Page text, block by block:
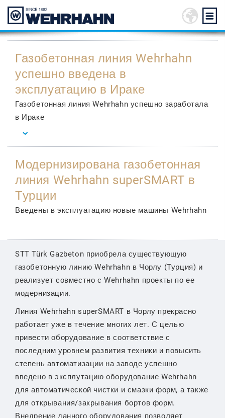
Газобетонная линия Wehrhahn
успешно введена в
эксплуатацию в Ираке
Газобетонная линия Wehrhahn успешно заработала
в Ираке
Модернизирована газобетонная
линия Wehrhahn superSMART в
Турции
Введены в эксплуатацию новые машины Wehrhahn
STT Türk Gazbeton приобрела существующую
газобетонную линию Wehrhahn в Чорлу (Турция) и
реализует совместно с Wehrhahn проекты по ее
модернизации.
Линия Wehrhahn superSMART в Чорлу прекрасно
работает уже в течение многих лет. С целью
привести оборудование в соответствие с
последним уровнем развития техники и повысить
степень автоматизации на заводе успешно
введено в эксплутацию оборудование Wehrhahn
для автоматической чистки и смазки форм, а также
для открывания/закрывания бортов форм.
Внедрение данного оборудования позволяет